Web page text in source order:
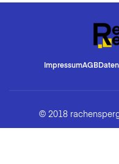
ImpressumAGB
© 2018